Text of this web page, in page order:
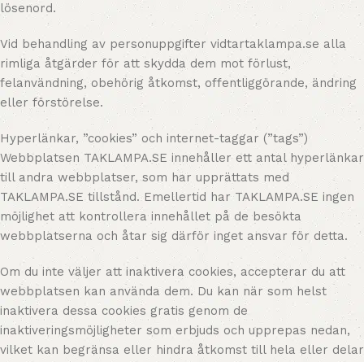
lösenord.
Vid behandling av personuppgifter vidtartaklampa.se alla
rimliga åtgärder för att skydda dem mot förlust,
felanvändning, obehörig åtkomst, offentliggörande, ändring
eller förstörelse.
Hyperlänkar, ”cookies” och internet-taggar (”tags”)
Webbplatsen TAKLAMPA.SE innehåller ett antal hyperlänkar
till andra webbplatser, som har upprättats med
TAKLAMPA.SE tillstånd. Emellertid har TAKLAMPA.SE ingen
möjlighet att kontrollera innehållet på de besökta
webbplatserna och åtar sig därför inget ansvar för detta.
Om du inte väljer att inaktivera cookies, accepterar du att
webbplatsen kan använda dem. Du kan när som helst
inaktivera dessa cookies gratis genom de
inaktiveringsmöjligheter som erbjuds och upprepas nedan,
vilket kan begränsa eller hindra åtkomst till hela eller delar